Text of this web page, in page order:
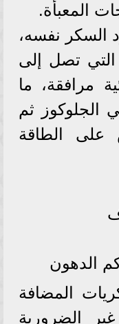
المعبأة.
السكر نفسه،
تصل إلى
مرافقة، ما
الجلوكوز ثم
على الطاقة
المضافة
الضرورية